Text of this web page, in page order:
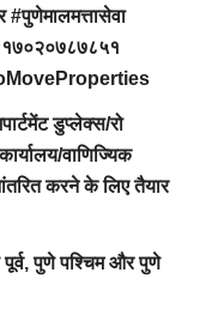
#पुणेमालमत्तासेवा
डुप्लेक्स/रो
वाणिज्यिक
करने के लिए तैयार
पुणे पश्चिम और पुणे